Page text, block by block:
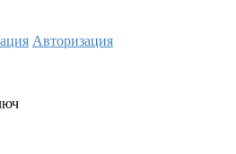
Авторизация